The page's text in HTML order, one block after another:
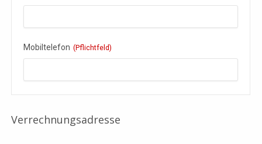
Mobiltelefon (Pflichtfeld)
Verrechnungsadresse